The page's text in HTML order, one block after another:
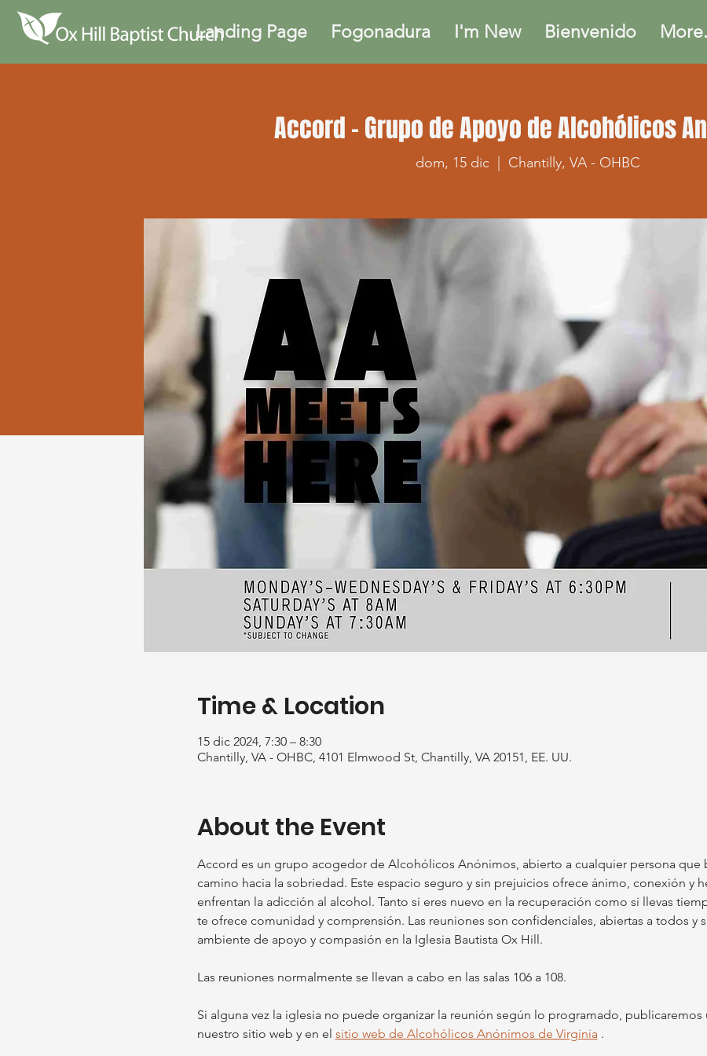
Landing Page Fogonadura I'm New Bienvenido
Accord - Grupo de Apoyo de Alcohólicos
dom, 15 dic Chantilly, VA - OHBC
Time & Location
15 dic 2024, 7:30 – 8:30
Chantilly, VA - OHBC, 4101 Elmwood St, Chantilly, VA 20151, EE. UU.
About the Event
Accord es un grupo acogedor de Alcohólicos Anónimos, abierto a cualquier persona que
camino hacia la sobriedad. Este espacio seguro y sin prejuicios ofrece ánimo, conexión y
enfrentan la adicción al alcohol. Tanto si eres nuevo en la recuperación como si llevas
te ofrece comunidad y comprensión. Las reuniones son confidenciales, abiertas a todos y
ambiente de apoyo y compasión en la Iglesia Bautista Ox Hill.
Las reuniones normalmente se llevan a cabo en las salas 106 a 108.
Si alguna vez la iglesia no puede organizar la reunión según lo programado, publicaremos
nuestro sitio web y en el sitio web de Alcohólicos Anónimos de Virginia .